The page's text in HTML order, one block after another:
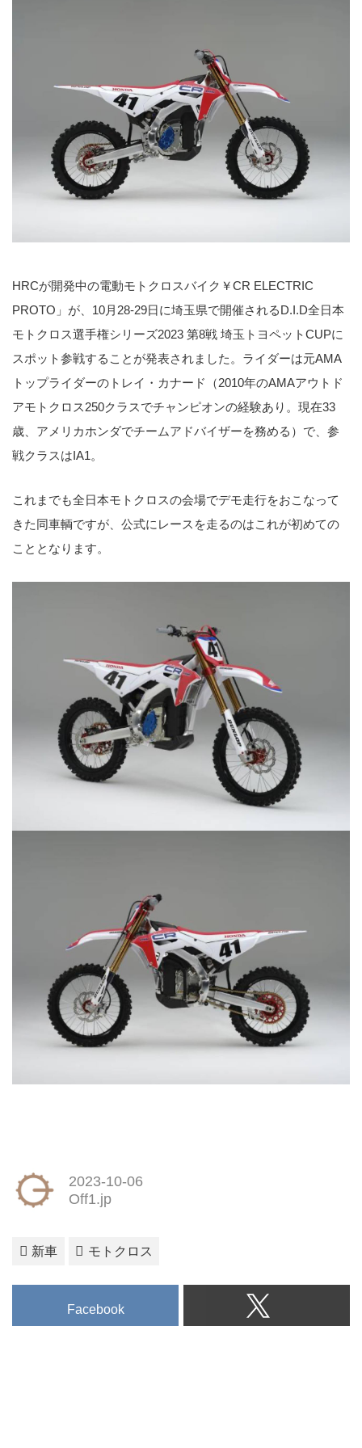
HRCが開発中の電動モトクロスバイク￥CR ELECTRIC
PROTO」が、10月28-29日に埼玉県で開催されるD.I.D全日本
モトクロス選手権シリーズ2023 第8戦 埼玉トヨペットCUPに
スポット参戦することが発表されました。ライダーは元AMA
トップライダーのトレイ・カナード（2010年のAMAアウトド
アモトクロス250クラスでチャンピオンの経験あり。現在33
歳、アメリカホンダでチームアドバイザーを務める）で、参
戦クラスはIA1。
これまでも全日本モトクロスの会場でデモ走行をおこなって
きた同車輌ですが、公式にレースを走るのはこれが初めての
こととなります。
2023-10-06
Off1.jp
新車 モトクロス
Facebook